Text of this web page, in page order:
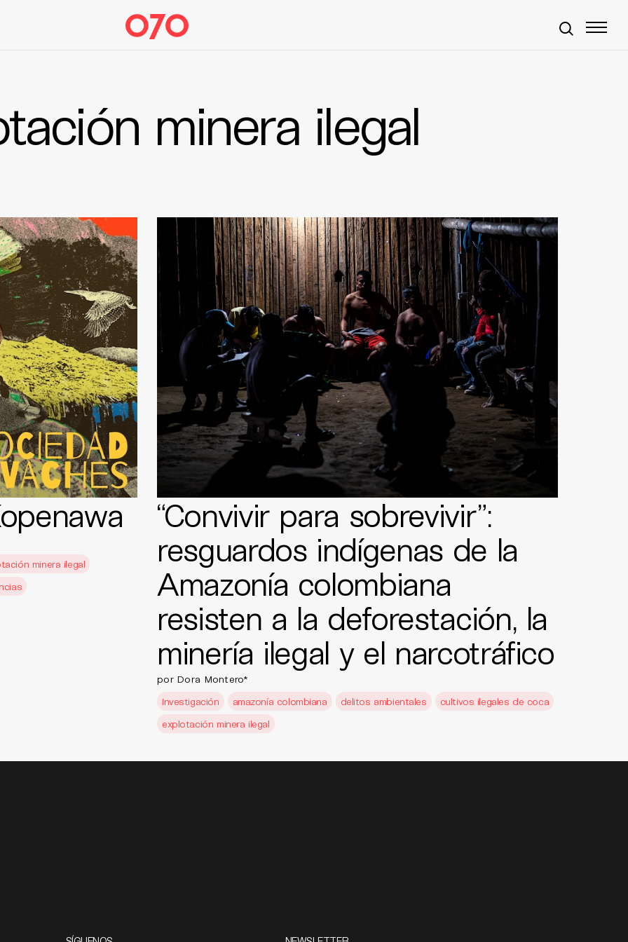
minera ilegal
minera ilegal
“Convivir para sobrevivir”:
resguardos indígenas de la
Amazonía colombiana
resisten a la deforestación, la
minería ilegal y el narcotráfico
por Dora Montero*
Investigación
amazonía colombiana delitos ambientales
cultivos ilegales de coca
explotación minera ilegal